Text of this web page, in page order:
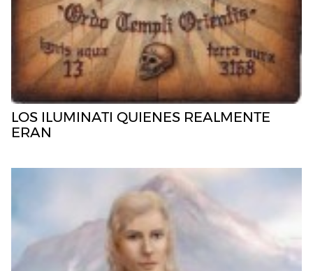
LOS ILUMINATI QUIENES REALMENTE
ERAN